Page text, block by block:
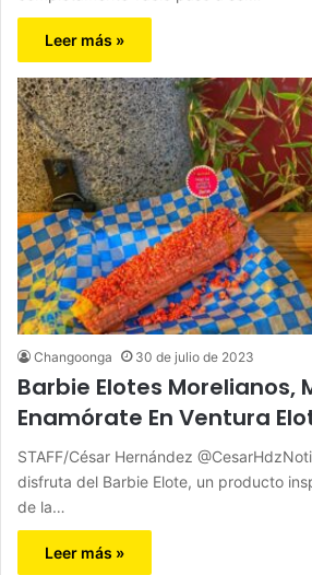
Leer más »
Changoonga 30 de julio de 2023
Barbie Elotes Morelianos,
Enamórate En Ventura
STAFF/César Hernández
disfruta del Barbie Elote, un producto
de la…
Leer más »